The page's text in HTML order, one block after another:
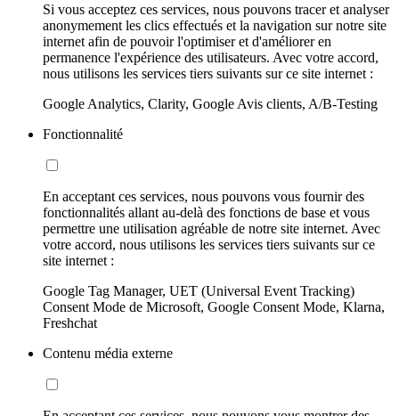
Si vous acceptez ces services, nous pouvons tracer et analyser
anonymement les clics effectués et la navigation sur notre site
internet afin de pouvoir l'optimiser et d'améliorer en
permanence l'expérience des utilisateurs. Avec votre accord,
nous utilisons les services tiers suivants sur ce site internet :
Google Analytics, Clarity, Google Avis clients, A/B-Testing
Fonctionnalité
En acceptant ces services, nous pouvons vous fournir des
fonctionnalités allant au-delà des fonctions de base et vous
permettre une utilisation agréable de notre site internet. Avec
votre accord, nous utilisons les services tiers suivants sur ce
site internet :
Google Tag Manager, UET (Universal Event Tracking)
Consent Mode de Microsoft, Google Consent Mode, Klarna,
Freshchat
Contenu média externe